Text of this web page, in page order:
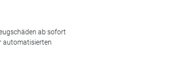
ab sofort
automatisierten